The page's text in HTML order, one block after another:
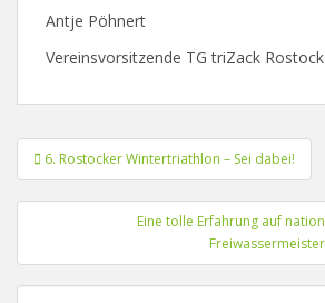
Antje Pöhnert
Vereinsvorsitzende TG triZack Rostock
Beitragsnavigation
6. Rostocker Wintertriathlon – Sei dabei!
Eine tolle Erfahrung auf